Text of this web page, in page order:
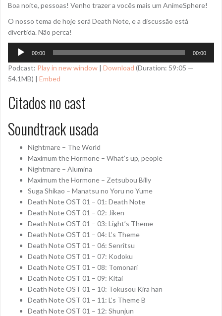
Boa noite, pessoas! Venho trazer a vocês mais um AnimeSphere!
O nosso tema de hoje será Death Note, e a discussão está
divertida. Não perca!
Tocador
áudio
00:00 00:00
Podcast: Play in new window | Download (Duration: 59:05 —
54.1MB) | Embed
Citados no cast
Soundtrack usada
Nightmare – The World
Maximum the Hormone – What’s up, people
Nightmare – Alumina
Maximum the Hormone – Zetsubou Billy
Suga Shikao – Manatsu no Yoru no Yume
Death Note OST 01 – 01: Death Note
Death Note OST 01 – 02: Jiken
Death Note OST 01 – 03: Light’s Theme
Death Note OST 01 – 04: L’s Theme
Death Note OST 01 – 06: Senritsu
Death Note OST 01 – 07: Kodoku
Death Note OST 01 – 08: Tomonari
Death Note OST 01 – 09: Kitai
Death Note OST 01 – 10: Tokusou Kira han
Death Note OST 01 – 11: L’s Theme B
Death Note OST 01 – 12: Shunjun